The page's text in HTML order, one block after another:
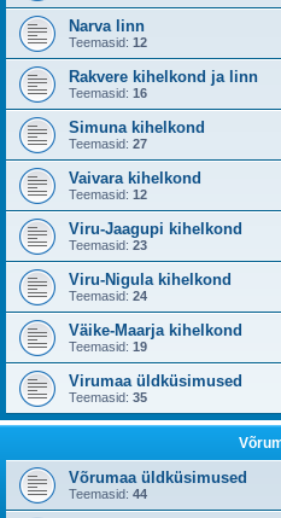
Narva linn
Teemasid: 12
Rakvere kihelkond ja linn
Teemasid: 16
Simuna kihelkond
Teemasid: 27
Vaivara kihelkond
Teemasid: 12
Viru-Jaagupi kihelkond
Teemasid: 23
Viru-Nigula kihelkond
Teemasid: 24
Väike-Maarja kihelkond
Teemasid: 19
Virumaa üldküsimused
Teemasid: 35
Võrumaa üldküsimused
Teemasid: 44